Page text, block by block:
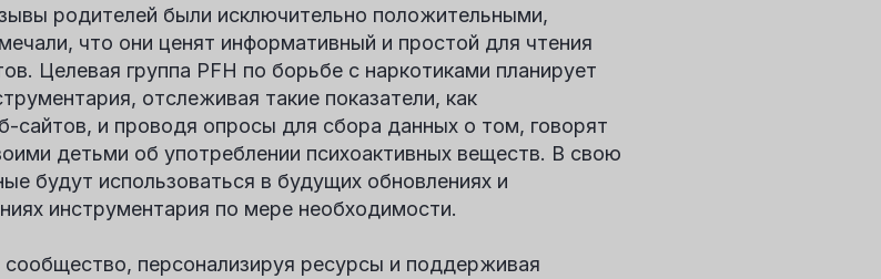
родителей были исключительно положительными,
что они ценят информативный и простой для чтения
Целевая группа PFH по борьбе с наркотиками планирует
отслеживая такие показатели, как
сайтов, и проводя опросы для сбора данных о том, говорят
детьми об употреблении психоактивных веществ. В свою
будут использоваться в будущих обновлениях и
инструментария по мере необходимости.
сообщество, персонализируя ресурсы и поддерживая